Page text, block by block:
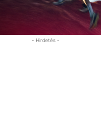
- Hirdetés -